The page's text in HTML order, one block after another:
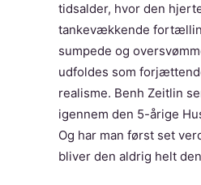
tidsalder, hvor den
tankevækkende
sumpede og
udfoldes som
realisme. Benh Zeitlin
igennem den 5-årige
Og har man først set
bliver den aldrig helt